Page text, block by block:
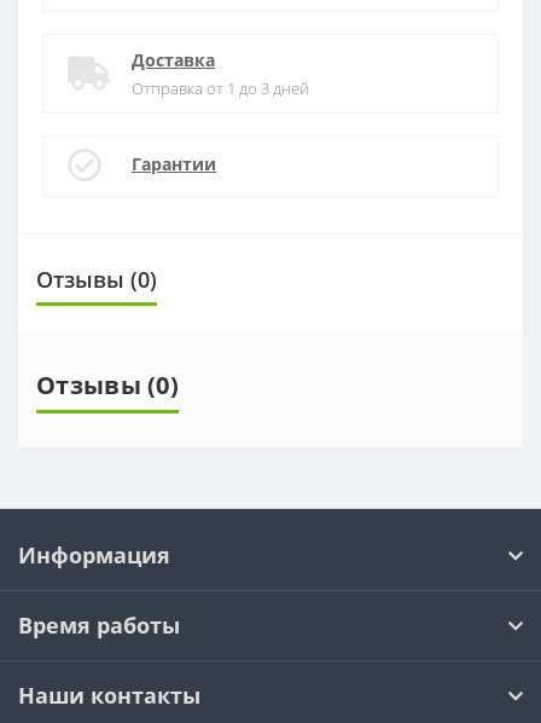
Доставка
Отправка от 1 до 3 дней
Гарантии
Отзывы (0)
Отзывы (0)
Информация
Время работы
Наши контакты